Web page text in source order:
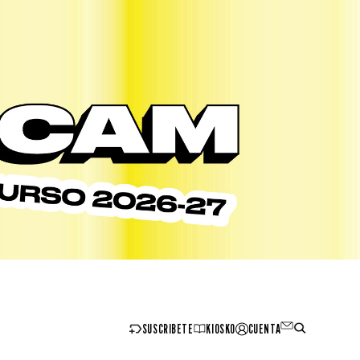
SUSCRIBETE KIOSKO CUENTA